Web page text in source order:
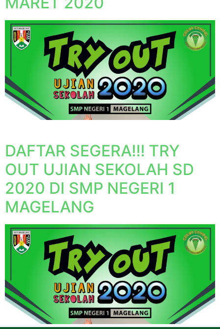
DAFTAR SEGERA!!! TRY
OUT UJIAN SEKOLAH SD
2020 DI SMP NEGERI 1
MAGELANG